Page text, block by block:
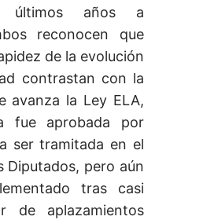
últimos años a
reconocen que
de la evolución
contrastan con la
avanza la Ley ELA,
fue aprobada por
ser tramitada en el
Diputados, pero aún
tras casi
de aplazamientos